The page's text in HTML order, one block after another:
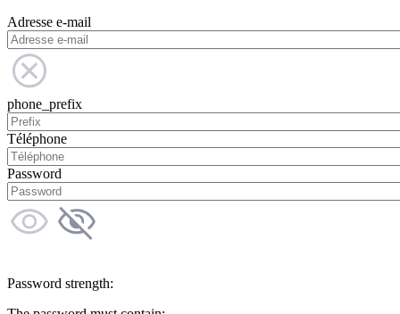
Adresse e-mail
phone_prefix
Téléphone
Password
Password strength: